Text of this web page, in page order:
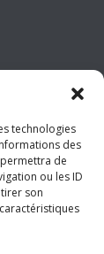
technologies
des
de
ou les ID
son